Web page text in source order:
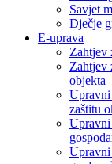
Savjet
Dječje
E-uprava
Zahtjev
Zahtjev
objekta
Upravni
zaštitu
Upravni
Upravni